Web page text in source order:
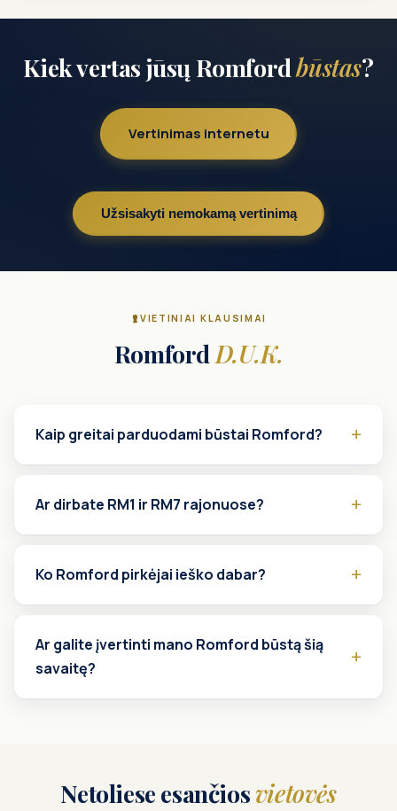
Kiek vertas jūsų Romfordbūstas?
Vertinimas internetu
Užsisakyti nemokamą vertinimą
VIETINIAI KLAUSIMAI
Romford D.U.K.
Kaip greitai parduodami būstai Romford?
Ar dirbate RM1 ir RM7 rajonuose?
Ko Romford pirkėjai ieško dabar?
Ar galite įvertinti mano Romford būstą šią
savaitę?
Netoliese esančiosvietovės